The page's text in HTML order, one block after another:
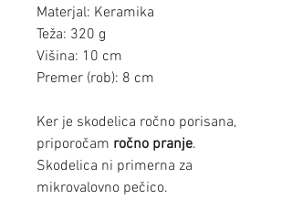
Materjal: Keramika
Teža: 320 g
Višina: 10 cm
Premer (rob): 8 cm
Ker je skodelica ročno porisana,
priporočam ročno pranje.
Skodelica ni primerna za
mikrovalovno pečico.